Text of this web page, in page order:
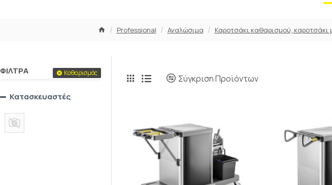
Professional Αναλώσιμα Καροτσάκι καθαρισμού,
ΦΊΛΤΡΑ Καθαρισμός
Κατασκευαστές
Σύγκριση Προϊόντων